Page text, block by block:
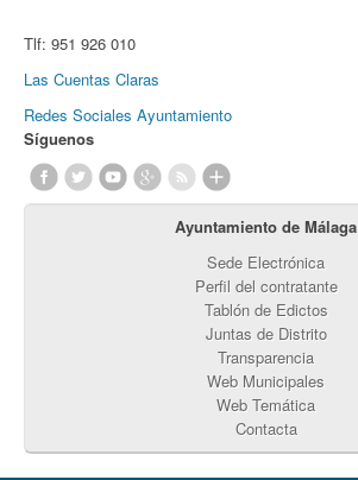
Tlf: 951 926 010
Las Cuentas Claras
Redes Sociales Ayuntamiento
Síguenos
Ayuntamiento de Málaga
Sede Electrónica
Perfil del contratante
Tablón de Edictos
Juntas de Distrito
Transparencia
Web Municipales
Web Temática
Contacta